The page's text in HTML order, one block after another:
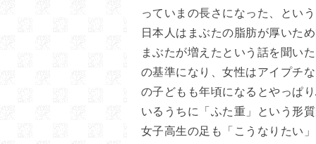
っていまの長さになった、とい
日本人はまぶたの脂肪が厚いた
まぶたが増えたという話を聞い
の基準になり、女性はアイプチ
の子どもも年頃になるとやっぱ
いるうちに「ふた重」という形
女子高生の足も「こうなりたい